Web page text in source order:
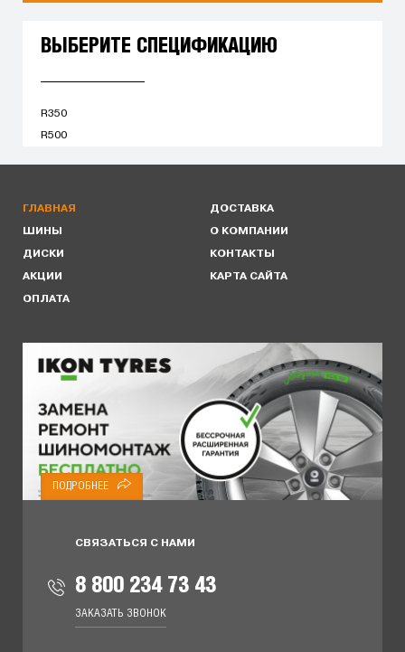
ВЫБЕРИТЕ СПЕЦИФИКАЦИЮ
R350
R500
ГЛАВНАЯ
ШИНЫ
ДИСКИ
АКЦИИ
ОПЛАТА
ДОСТАВКА
О КОМПАНИИ
КОНТАКТЫ
КАРТА САЙТА
ПОДРОБНЕЕ
СВЯЗАТЬСЯ С НАМИ
8 800 234 73 43
ЗАКАЗАТЬ ЗВОНОК